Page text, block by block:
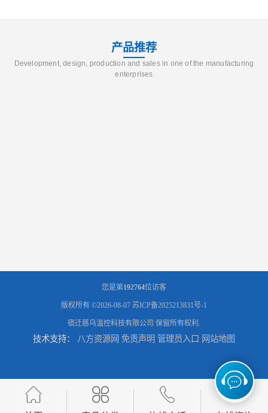
产品推荐
Development, design, production and sales in one of the manufacturing
enterprises
您是第192764位访客
版权所有 ©2026-08-07 苏ICP备2025213831号-1
宿迁慈乌温控科技有限公司 保留所有权利.
技术支持： 八方资源网 免责声明 管理员入口 网站地图